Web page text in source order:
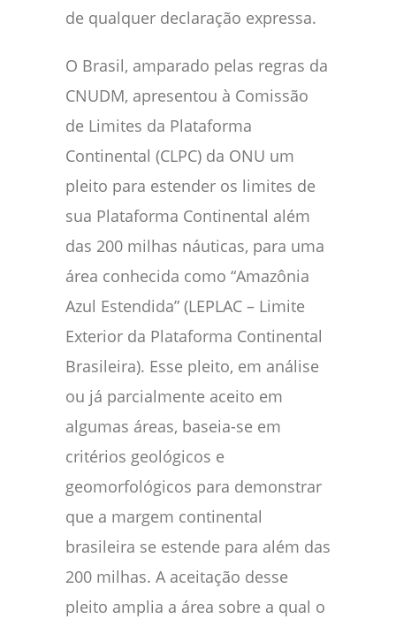
de qualquer declaração expressa.
O Brasil, amparado pelas regras da
CNUDM, apresentou à Comissão
de Limites da Plataforma
Continental (CLPC) da ONU um
pleito para estender os limites de
sua Plataforma Continental além
das 200 milhas náuticas, para uma
área conhecida como “Amazônia
Azul Estendida” (LEPLAC – Limite
Exterior da Plataforma Continental
Brasileira). Esse pleito, em análise
ou já parcialmente aceito em
algumas áreas, baseia-se em
critérios geológicos e
geomorfológicos para demonstrar
que a margem continental
brasileira se estende para além das
200 milhas. A aceitação desse
pleito amplia a área sobre a qual o